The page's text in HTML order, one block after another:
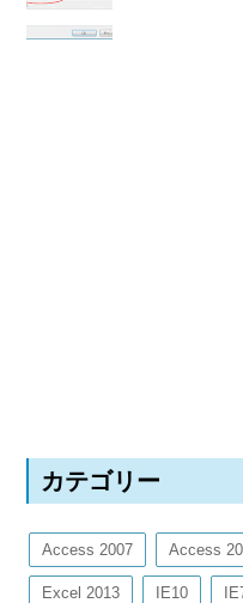
カテゴリー
Access 2007 Access
Excel 2013 IE10